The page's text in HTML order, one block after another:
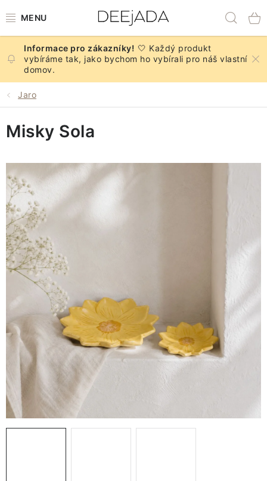
na
NOVINKY
PODZIM
KUCHYNĚ A STOLOVÁNÍ
BYTOVÝ TEXTIL
KOUPELNA
ZNAČKY
VÁNOCE
Doprava a platba
FAQ - nejčastější dotazy
Vrácení zboží a reklamace
Obchodní podmínky
Ochrana Osobních údajů GDPR
Spojte se s námi
Odstoupení od smlouvy
🤍 Každý produkt
vybíráme tak, jako bychom ho vybírali pro náš vlastní
domov.
Jaro
Misky Sola